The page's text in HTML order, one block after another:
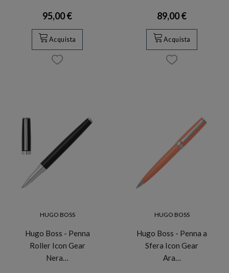
95,00 €
Acquista
89,00 €
Acquista
HUGO BOSS
Hugo Boss - Penna
Roller Icon Gear
Nera…
HUGO BOSS
Hugo Boss - Penna a
Sfera Icon Gear
Ara…